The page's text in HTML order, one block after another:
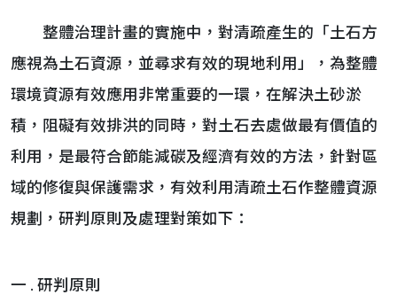
整體治理計畫的實施中，對清疏產生的「土石方
應視為土石資源，並尋求有效的現地利用」，為整體
環境資源有效應用非常重要的一環，在解決土砂淤
積，阻礙有效排洪的同時，對土石去處做最有價值的
利用，是最符合節能減碳及經濟有效的方法，針對區
域的修復與保護需求，有效利用清疏土石作整體資源
規劃，研判原則及處理對策如下：
一 . 研判原則